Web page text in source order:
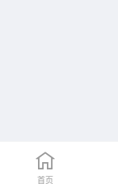
首页